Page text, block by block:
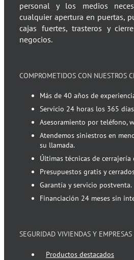
personal y los medios
cualquier apertura en puertas,
cajas fuertes, trasteros y
negocios.
COMPROMETIDOS CON NUESTROS
Más de 40 años de
Servicio 24 horas los 365
Asesoramiento por teléfono,
Atendemos siniestros en
su llamada.
Últimas técnicas de
Presupuestos gratis y
Garantía y servicio postventa.
Financiación 24 meses sin
SEGURIDAD VIVIENDAS Y EMPRESAS
Productos destacados